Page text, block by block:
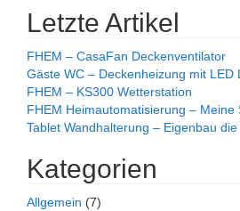
Letzte Artikel
FHEM – CasaFan Deckenventilator
Gäste WC – Deckenheizung mit LED
FHEM – KS300 Wetterstation
FHEM Heimautomatisierung –
Tablet Wandhalterung – Eigenbau
Kategorien
Allgemein (7)